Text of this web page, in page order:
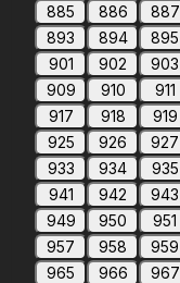
885
886 887
893
894 895
901
902 903
909
910 911
917
918 919
925
926 927
933
934 935
941
942 943
949
950 951
957
958 959
965
966 967